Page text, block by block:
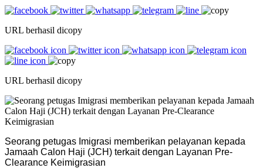
URL berhasil dicopy
URL berhasil dicopy
Seorang petugas Imigrasi memberikan pelayanan kepada
Jamaah Calon Haji (JCH) terkait dengan Layanan Pre-
Clearance Keimigrasian